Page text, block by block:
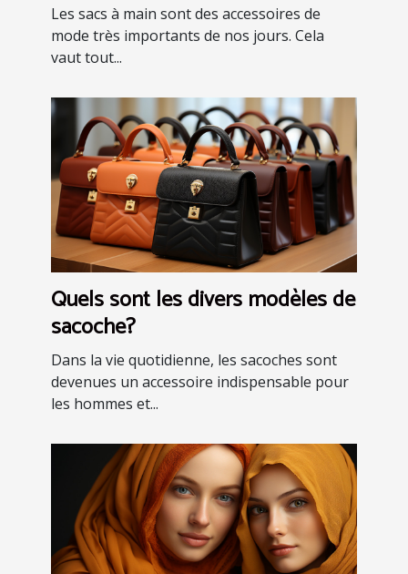
Les sacs à main sont des accessoires de
mode très importants de nos jours. Cela
vaut tout...
Quels sont les divers modèles de
sacoche?
Dans la vie quotidienne, les sacoches sont
devenues un accessoire indispensable pour
les hommes et...